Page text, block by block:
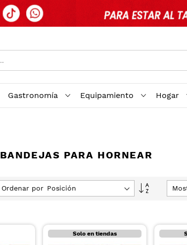
Gastronomía Equipamiento Hogar
BANDEJAS PARA HORNEAR
Ordenar por
Fijar
Solo en tiendas